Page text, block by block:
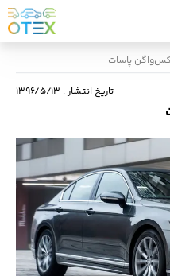
پاسات
تاریخ انتشار: ۱۳۹۶/۵/۱۳